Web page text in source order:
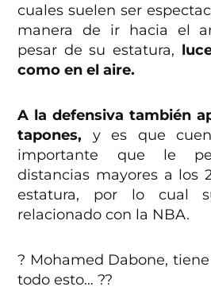
cuales suelen ser
manera de ir hacia el
pesar de su estatura,
como en el aire.
A la defensiva también
tapones, y es que
importante que le
distancias mayores a los
estatura, por lo cual
relacionado con la NBA.
? Mohamed Dabone, tiene
todo esto… ??